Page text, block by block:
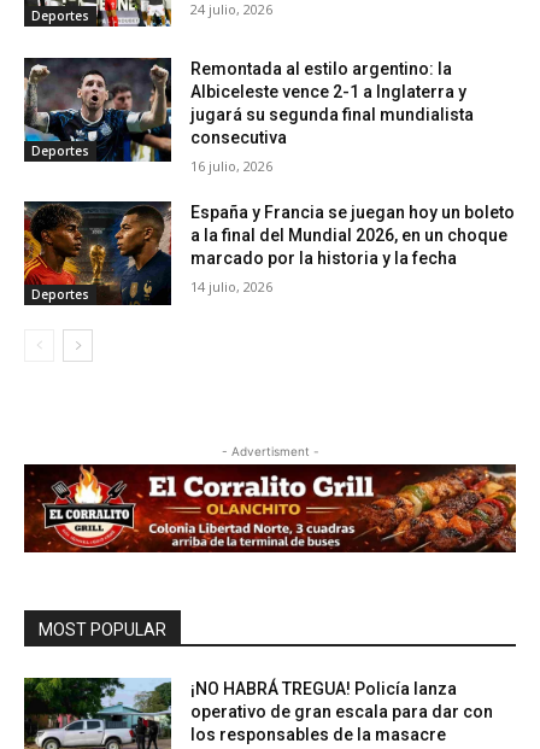
Deportes 24 julio, 2026
Deportes
Remontada al estilo argentino: la
Albiceleste vence 2-1 a Inglaterra y
jugará su segunda final mundialista
consecutiva
16 julio, 2026
Deportes
España y Francia se juegan hoy un boleto
a la final del Mundial 2026, en un choque
marcado por la historia y la fecha
14 julio, 2026
- Advertisment -
MOST POPULAR
¡NO HABRÁ TREGUA! Policía lanza
operativo de gran escala para dar con
los responsables de la masacre